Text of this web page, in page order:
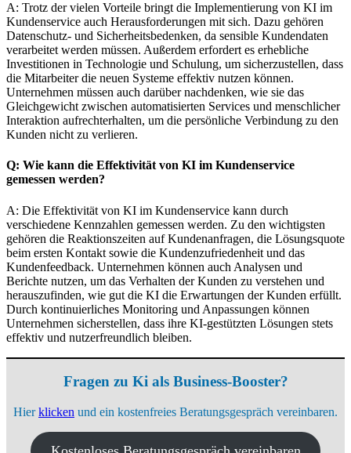
A: Trotz der vielen Vorteile bringt die Implementierung von KI im
Kundenservice auch Herausforderungen mit sich. Dazu gehören
Datenschutz- und Sicherheitsbedenken, da sensible Kundendaten
verarbeitet werden müssen. Außerdem erfordert es erhebliche
Investitionen in Technologie und Schulung, um sicherzustellen, dass
die Mitarbeiter die neuen Systeme effektiv nutzen können.
Unternehmen müssen auch darüber nachdenken, wie sie das
Gleichgewicht zwischen automatisierten Services und menschlicher
Interaktion aufrechterhalten, um die persönliche Verbindung zu den
Kunden nicht zu verlieren.
Q: Wie kann die Effektivität von KI im Kundenservice
gemessen werden?
A: Die Effektivität von KI im Kundenservice kann durch
verschiedene Kennzahlen gemessen werden. Zu den wichtigsten
gehören die Reaktionszeiten auf Kundenanfragen, die Lösungsquote
beim ersten Kontakt sowie die Kundenzufriedenheit und das
Kundenfeedback. Unternehmen können auch Analysen und
Berichte nutzen, um das Verhalten der Kunden zu verstehen und
herauszufinden, wie gut die KI die Erwartungen der Kunden erfüllt.
Durch kontinuierliches Monitoring und Anpassungen können
Unternehmen sicherstellen, dass ihre KI-gestützten Lösungen stets
effektiv und nutzerfreundlich bleiben.
Fragen zu Ki als Business-Booster?
Hierklicken und ein kostenfreies Beratungsgespräch vereinbaren.